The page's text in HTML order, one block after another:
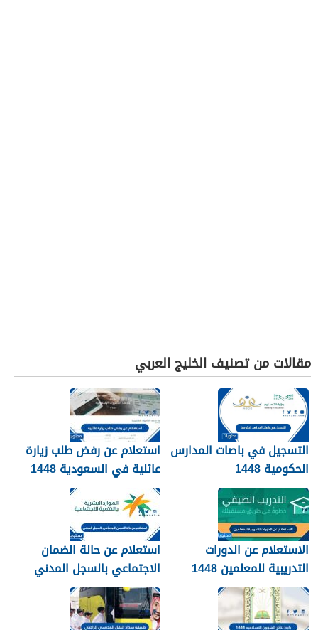
مقالات من تصنيف الخليج العربي
التسجيل في باصات المدارس
الحكومية 1448
استعلام عن رفض طلب زيارة
عائلية في السعودية 1448
الرابط والطريقة
الاستعلام عن الدورات
التدريبية للمعلمين 1448
استعلام عن حالة الضمان
الاجتماعي بالسجل المدني
1448